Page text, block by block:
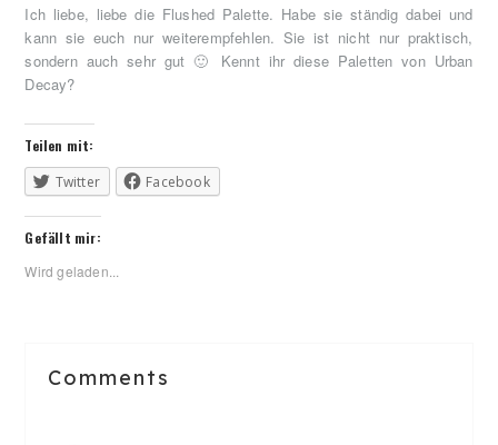
Ich liebe, liebe die Flushed Palette. Habe sie ständig dabei und
kann sie euch nur weiterempfehlen. Sie ist nicht nur praktisch,
sondern auch sehr gut 🙂 Kennt ihr diese Paletten von Urban
Decay?
Teilen mit:
Twitter
Facebook
Gefällt mir:
Wird geladen...
Reader
Interactions
Comments